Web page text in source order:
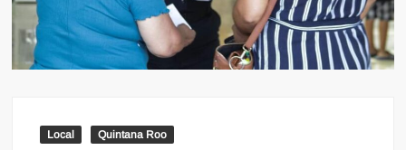
Local Quintana Roo